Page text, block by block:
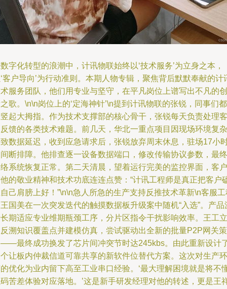
字化转型的浪潮中，计讯物联始终以‘技术服务’为立身之本，
客户导向’为行动准则。本期人物专辑，聚焦背后默默奉献的计
服务团队，他们用专业与坚守，在平凡岗位上谱写出不凡的创
歌。\n\n岗位上的‘定海神针’\n提到计讯物联的张锐，同事们都
起大拇指。作为技术支撑部的核心骨干，张锐每天负责处理客
馈的各类技术难题。前几天，华北一重点项目因现场环境复杂
数据延迟，收到应急请求后，张锐放弃周末休息，驻场17小
断排障。他排查逐一设备数据端口，修改传输协议参数，最终
系统恢复正常。第二天清晨，望着运行完美的监控界面，客户
的敬业精神和技术功底连连点赞：“计讯工程师是真正把客户
己肩膀上好！”\n\n急人所急的生产支持反推技术革新\n客服工
国美在一次突发迭代的触摸数据板升级案中随机“入选”。产品
期适应专业维期瓶颈工序，分片区指令干扰影响效率。王工立
溯知识覆盖点并建模仿真，尝试驱动出全新的批量P2P网关策
最终成功换发了芯片间冲突节时达245kbs。由此重新设计
让板内仲裁信道可靠共享的新软件位替代方案。这次对生产环
优化为业内留下高至工业串口经验。‘最大理解困境就是将不
苦差体验对应落地。’这是新手研发经理对他的转述，更是王